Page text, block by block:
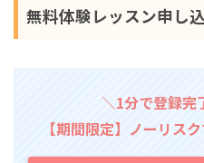
無料体験レッスン申し
＼1分で登録完
【期間限定】ノーリス